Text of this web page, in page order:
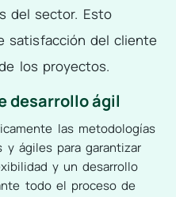
del sector. Esto
satisfacción del cliente
los proyectos.
desarrollo ágil
las metodologías
y ágiles para garantizar
y un desarrollo
todo el proceso de